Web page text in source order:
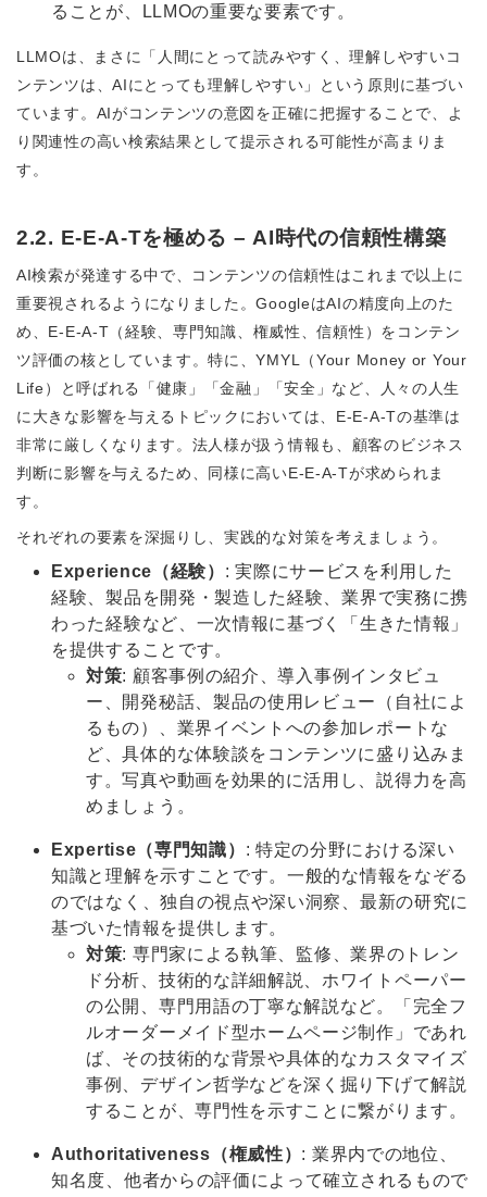
ることが、LLMOの重要な要素です。
LLMOは、まさに「人間にとって読みやすく、理解しやすいコ
ンテンツは、AIにとっても理解しやすい」という原則に基づい
ています。AIがコンテンツの意図を正確に把握することで、よ
り関連性の高い検索結果として提示される可能性が高まりま
す。
2.2. E-E-A-Tを極める – AI時代の信頼性構築
AI検索が発達する中で、コンテンツの信頼性はこれまで以上に
重要視されるようになりました。GoogleはAIの精度向上のた
め、E-E-A-T（経験、専門知識、権威性、信頼性）をコンテン
ツ評価の核としています。特に、YMYL（Your Money or Your
Life）と呼ばれる「健康」「金融」「安全」など、人々の人生
に大きな影響を与えるトピックにおいては、E-E-A-Tの基準は
非常に厳しくなります。法人様が扱う情報も、顧客のビジネス
判断に影響を与えるため、同様に高いE-E-A-Tが求められま
す。
それぞれの要素を深掘りし、実践的な対策を考えましょう。
Experience（経験） : 実際にサービスを利用した
経験、製品を開発・製造した経験、業界で実務に携
わった経験など、一次情報に基づく「生きた情報」
を提供することです。
対策: 顧客事例の紹介、導入事例インタビュ
ー、開発秘話、製品の使用レビュー（自社によ
るもの）、業界イベントへの参加レポートな
ど、具体的な体験談をコンテンツに盛り込みま
す。写真や動画を効果的に活用し、説得力を高
めましょう。
Expertise（専門知識） : 特定の分野における深い
知識と理解を示すことです。一般的な情報をなぞる
のではなく、独自の視点や深い洞察、最新の研究に
基づいた情報を提供します。
対策: 専門家による執筆、監修、業界のトレン
ド分析、技術的な詳細解説、ホワイトペーパー
の公開、専門用語の丁寧な解説など。「完全フ
ルオーダーメイド型ホームページ制作」であれ
ば、その技術的な背景や具体的なカスタマイズ
事例、デザイン哲学などを深く掘り下げて解説
することが、専門性を示すことに繋がります。
Authoritativeness（権威性） : 業界内での地位、
知名度、他者からの評価によって確立されるもので